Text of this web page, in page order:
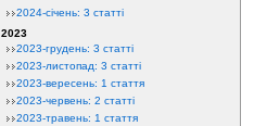
2024-січень: 3 статті
2023
2023-грудень: 3 статті
2023-листопад: 3 статті
2023-вересень: 1 стаття
2023-червень: 2 статті
2023-травень: 1 стаття